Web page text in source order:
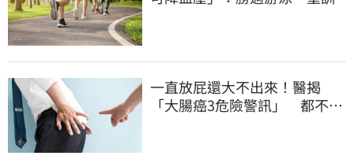
一直放屁還大不出來！醫揭
「大腸癌3危險警訊」 都不排